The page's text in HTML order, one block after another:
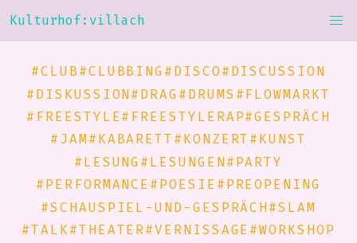
Kulturhof:villach
#CLUB #CLUBBING #DISCO#DISCUSSION
#DISKUSSION#DRAG #DRUMS #FLOWMARKT
#FREESTYLE#FREESTYLERAP#GESPRÄCH
#JAM #KABARETT #KONZERT #KUNST
#LESUNG #LESUNGEN#PARTY
#PERFORMANCE #POESIE #PREOPENING
#SCHAUSPIEL-UND-GESPRÄCH#SLAM
#TALK#THEATER#VERNISSAGE #WORKSHOP